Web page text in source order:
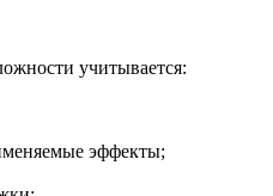
учитывается:
эффекты;